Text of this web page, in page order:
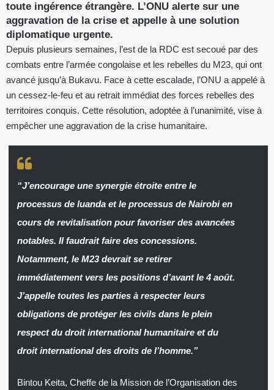
toute ingérence étrangère. L’ONU alerte sur une
aggravation de la crise et appelle à une solution
diplomatique urgente.
Depuis plusieurs semaines, l’est de la RDC est secoué par des
combats entre l’armée congolaise et les rebelles du M23, qui ont
avancé jusqu’à Bukavu. Face à cette escalade, l’ONU a appelé à
un cessez-le-feu et au retrait immédiat des forces rebelles des
territoires conquis. Cette résolution, adoptée à l’unanimité, vise à
empêcher une aggravation de la crise humanitaire.
“J’encourage une synergie étroite entre le
processus de luanda et le processus de Nairobi en
cours de revitalisation pour favoriser des avancées
notables. Il faudrait faire des concessions.
Notamment, le M23 devrait se retirer
immédiatement vers les positions d’avant le 4 août.
J’appelle toutes les parties à respecter leurs
obligations de protéger les civils dans le plein
respect du droit international humanitaire et du
droit international des droits de l’homme.”
Bintou Keita, Cheffe de la Mission de l’Organisation des